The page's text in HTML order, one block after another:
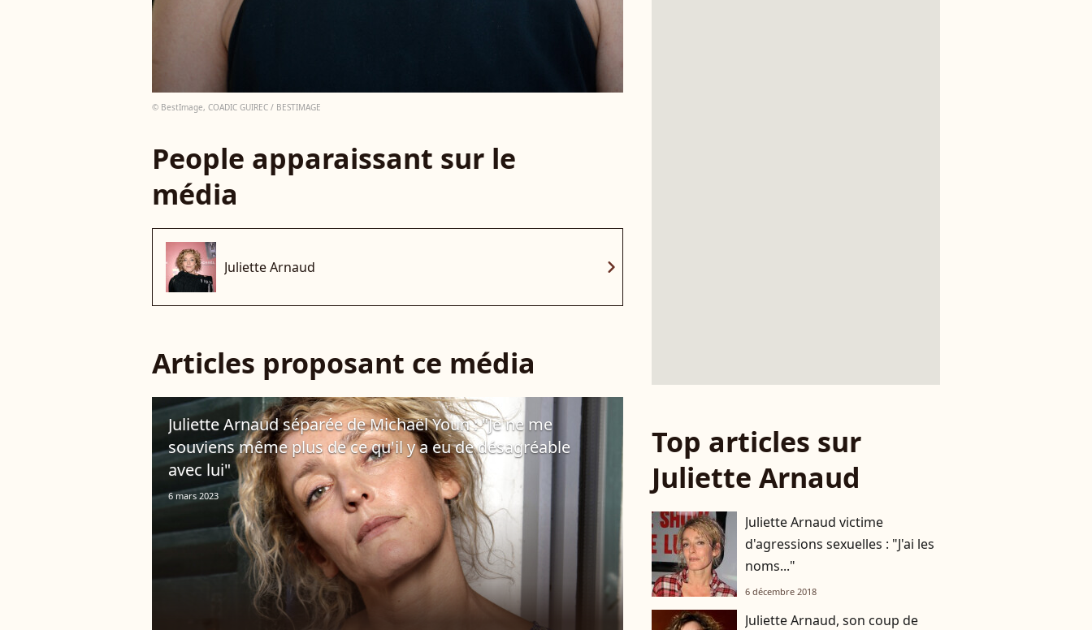
© BestImage, COADIC GUIREC / BESTIMAGE
People apparaissant sur le
média
Juliette Arnaud chevron_right
Articles proposant ce média
Juliette Arnaud séparée de Michaël Youn : "Je ne me
souviens même plus de ce qu'il y a eu de désagréable
avec lui"
6 mars 2023
Top articles sur
Juliette Arnaud
Juliette Arnaud victime
d'agressions sexuelles : "J'ai les
noms..."
6 décembre 2018
Juliette Arnaud, son coup de